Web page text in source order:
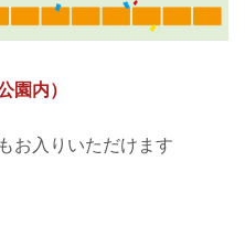
園内）
お入りいただけます